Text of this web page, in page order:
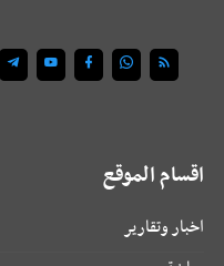
اقسام الموقع
اخبار وتقارير